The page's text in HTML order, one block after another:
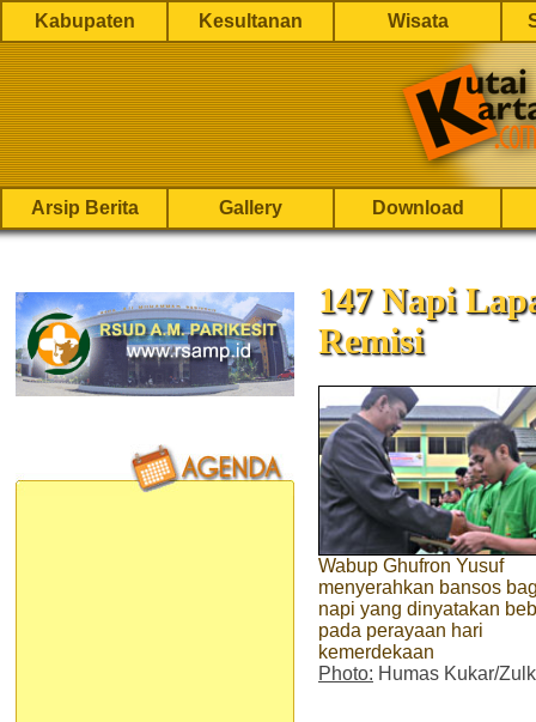
Kabupaten Kesultanan Wisata
Arsip Berita Gallery Download
147 Napi
Remisi
Wabup Ghufron Yusuf
menyerahkan bansos
napi yang dinyatakan
pada perayaan hari
kemerdekaan
Photo: Humas Kukar/